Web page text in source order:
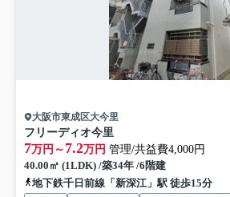
大阪市東成区大今里
フリーディオ今里
7万円～ 7.2万円 管理/共益費4,000円
40.00㎡ (1LDK) /築34年 /6階建
地下鉄千日前線「新深江」駅 徒歩15分